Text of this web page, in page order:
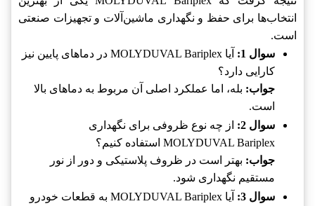
انتخاب‌ها برای حفظ و نگهداری ماشین‌آلات و تجهیزات صنعتی
است.
سوال 1:
آیا MOLYDUVAL Bariplex در دماهای پایین نیز
کارایی دارد؟
جواب: بله، اما عملکرد اصلی آن مربوط به دماهای بالا
است.
سوال 2:
از چه نوع ظروفی برای نگهداری
MOLYDUVAL Bariplex استفاده کنیم؟
جواب: بهتر است در ظروف پلاستیکی و دور از نور
مستقیم نگهداری شود.
سوال 3:
آیا MOLYDUVAL Bariplex به قطعات خودرو